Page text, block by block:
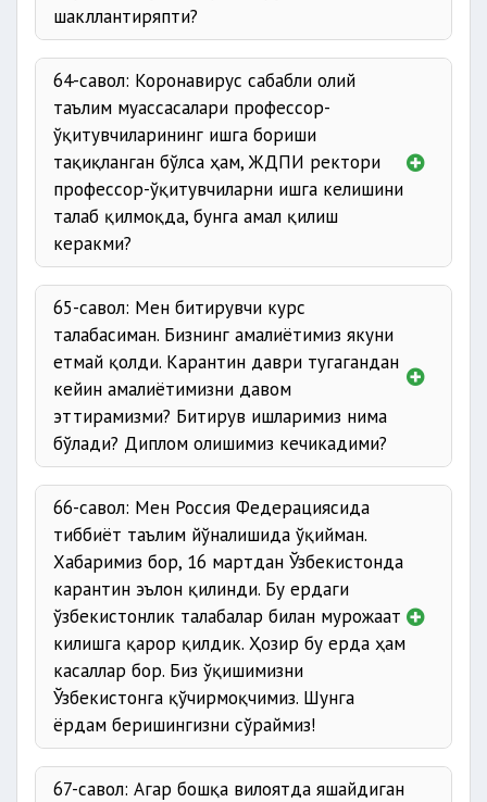
шакллантиряпти?
64-савол: Коронавирус сабабли олий
таълим муассасалари профессор-
ўқитувчиларининг ишга бориши
тақиқланган бўлса ҳам, ЖДПИ ректори
профессор-ўқитувчиларни ишга келишини
талаб қилмоқда, бунга амал қилиш
керакми?
65-савол: Мен битирувчи курс
талабасиман. Бизнинг амалиётимиз якуни
етмай қолди. Карантин даври тугагандан
кейин амалиётимизни давом
эттирамизми? Битирув ишларимиз нима
бўлади? Диплом олишимиз кечикадими?
66-савол: Мен Россия Федерациясида
тиббиёт таълим йўналишида ўқийман.
Хабаримиз бор, 16 мартдан Ўзбекистонда
карантин эълон қилинди. Бу ердаги
ўзбекистонлик талабалар билан мурожаат
килишга қарор қилдик. Ҳозир бу ерда ҳам
касаллар бор. Биз ўқишимизни
Ўзбекистонга қўчирмоқчимиз. Шунга
ёрдам беришингизни сўраймиз!
67-савол: Агар бошқа вилоятда яшайдиган